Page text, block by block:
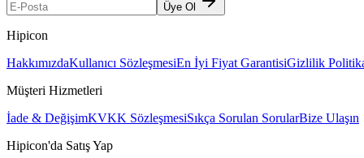
Üye Ol
Hipicon
HakkımızdaKullanıcı SözleşmesiEn İyi Fiyat GarantisiGizlilik
Müşteri Hizmetleri
İade & DeğişimKVKK SözleşmesiSıkça Sorulan SorularBize Ulaşın
Hipicon'da Satış Yap